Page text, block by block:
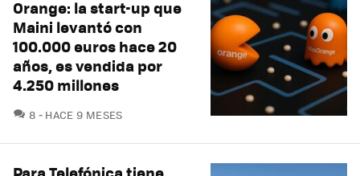
Orange: la start-up que
Maini levantó con
100.000 euros hace 20
años, es vendida por
4.250 millones
8 COMENTARIOS
HACE 9 MESES